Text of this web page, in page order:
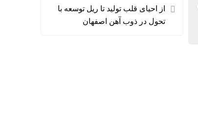
از احیای قلب تولید تا ریل توسعه با
تحول در ذوب آهن اصفهان